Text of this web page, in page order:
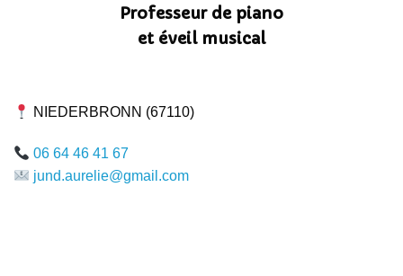
Professeur de piano
et éveil musical
NIEDERBRONN (67110)
06 64 46 41 67
jund.aurelie@gmail.com